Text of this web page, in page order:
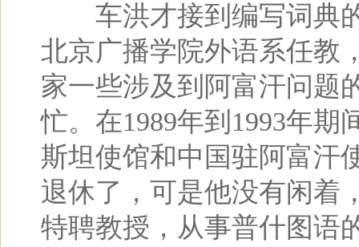
车洪才接到编写词典的
北京广播学院外语系任教
家一些涉及到阿富汗问题
忙。在1989年到1993年
斯坦使馆和中国驻阿富汗
退休了，可是他没有闲着
特聘教授，从事普什图语